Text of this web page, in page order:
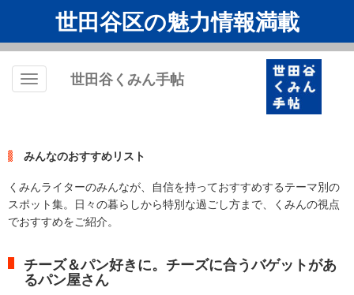
世田谷区の魅力情報満載
Toggle
世田谷くみん手帖
みんなのおすすめリスト
くみんライターのみんなが、自信を持っておすすめするテーマ別の
スポット集。日々の暮らしから特別な過ごし方まで、くみんの視点
でおすすめをご紹介。
チーズ＆パン好きに。チーズに合うバゲットがあ
るパン屋さん